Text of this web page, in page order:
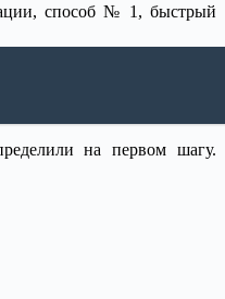
способ № 1, быстрый
на первом шагу.